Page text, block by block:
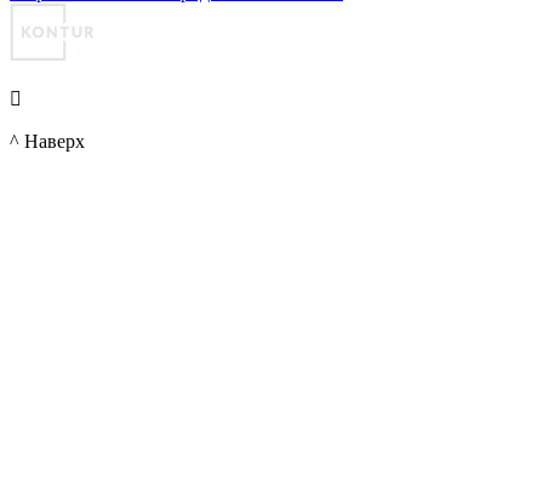

^ Наверх